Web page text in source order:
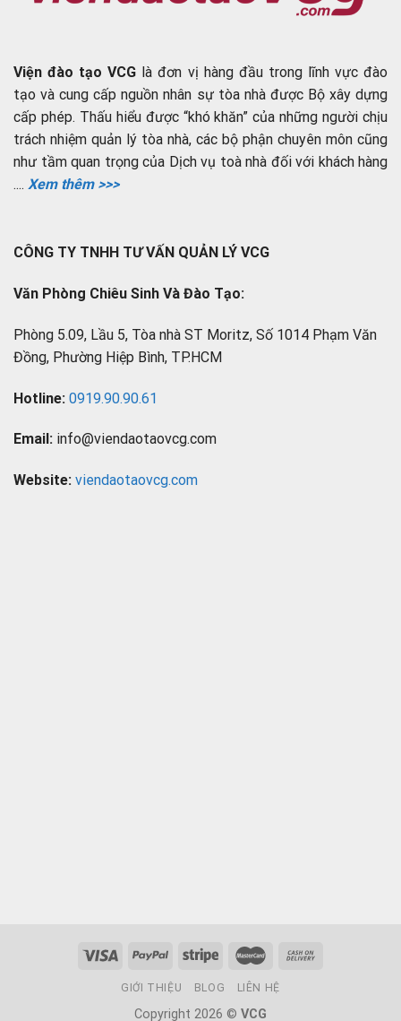
Viện đào tạo VCG là đơn vị hàng đầu trong lĩnh vực đào
tạo và cung cấp nguồn nhân sự tòa nhà được Bộ xây dựng
cấp phép. Thấu hiểu được “khó khăn” của những người chịu
trách nhiệm quản lý tòa nhà, các bộ phận chuyên môn cũng
như tầm quan trọng của Dịch vụ toà nhà đối với khách hàng
.... Xem thêm >>>
CÔNG TY TNHH TƯ VẤN QUẢN LÝ VCG
Văn Phòng Chiêu Sinh Và Đào Tạo:
Phòng 5.09, Lầu 5, Tòa nhà ST Moritz, Số 1014 Phạm Văn
Đồng, Phường Hiệp Bình, TP.HCM
Hotline: 0919.90.90.61
Email: info@viendaotaovcg.com
Website: viendaotaovcg.com
GIỚI THIỆU BLOG LIÊN HỆ
Copyright 2026 © VCG